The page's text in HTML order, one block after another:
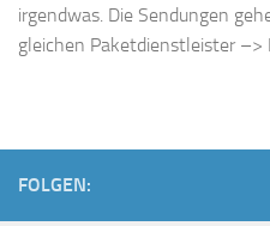
irgendwas. Die Sendungen
gleichen Paketdienstleister –>
FOLGEN: